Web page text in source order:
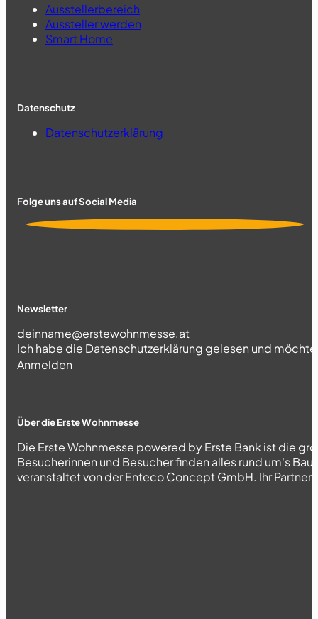
Ausstellerbereich
Aussteller werden
Smart Home
Datenschutz
Datenschutzerklärung
Folge uns auf Social Media
Newsletter
Section
Ich habe die Datenschutzerklärung gelesen und
Abschnitt
Anmelden
Über die Erste Wohnmesse
Die Erste Wohnmesse powered by Erste Bank ist die
Besucherinnen und Besucher finden alles rund um's
veranstaltet von der Enteco Concept GmbH. Ihr Partner